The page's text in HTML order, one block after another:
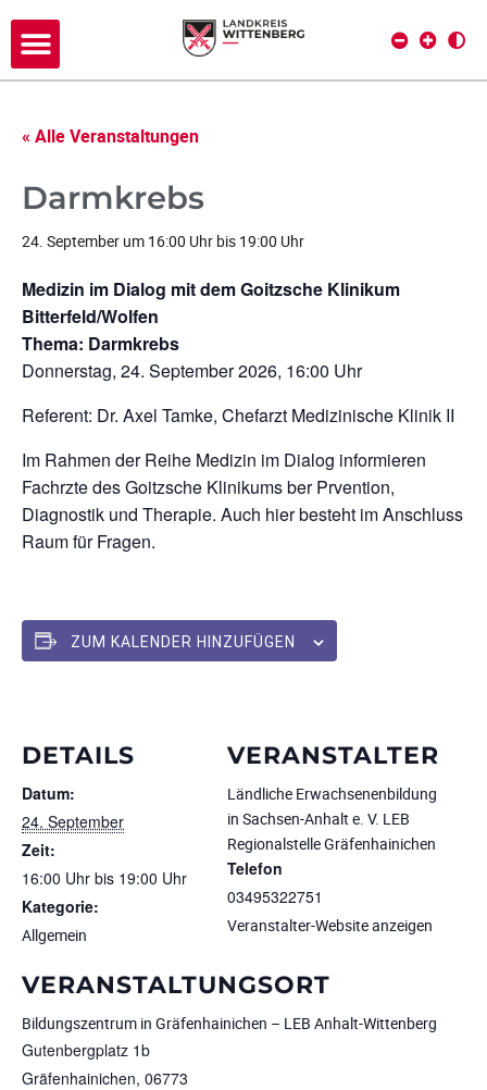
« Alle Veranstaltungen
Darmkrebs
24. September um 16:00 Uhr bis 19:00 Uhr
Medizin im Dialog mit dem Goitzsche Klinikum
Bitterfeld/Wolfen
Thema: Darmkrebs
Donnerstag, 24. September 2026, 16:00 Uhr
Referent: Dr. Axel Tamke, Chefarzt Medizinische Klinik II
Im Rahmen der Reihe Medizin im Dialog informieren
Fachrzte des Goitzsche Klinikums ber Prvention,
Diagnostik und Therapie. Auch hier besteht im Anschluss
Raum für Fragen.
ZUM KALENDER HINZUFÜGEN
DETAILS
Datum:
24. September
Zeit:
16:00 Uhr bis 19:00 Uhr
Kategorie:
Allgemein
VERANSTALTUNGSORT
Bildungszentrum in Gräfenhainichen – LEB Anhalt-Wittenberg
Gutenbergplatz 1b
Gräfenhainichen, 06773
VERANSTALTER
Ländliche Erwachsenenbildung
in Sachsen-Anhalt e. V. LEB
Regionalstelle Gräfenhainichen
Telefon
03495322751
Veranstalter-Website anzeigen